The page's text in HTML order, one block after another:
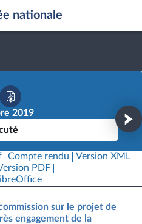
nationale
2019
Compte rendu
Version XML
PDF
sur le projet de
engagement de la